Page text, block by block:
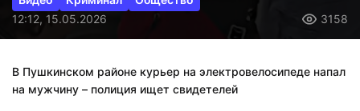
12:12, 15.05.2026
3158
В Пушкинском районе курьер на электровелосипеде напал
на мужчину – полиция ищет свидетелей